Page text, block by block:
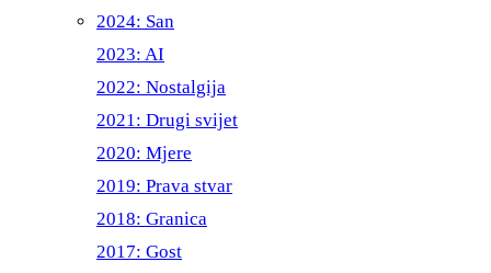
2024: San
2023: AI
2022: Nostalgija
2021: Drugi svijet
2020: Mjere
2019: Prava stvar
2018: Granica
2017: Gost